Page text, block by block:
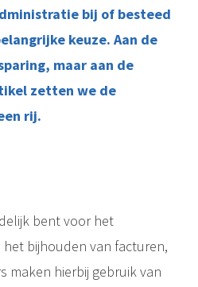
bij of besteed
keuze. Aan de
maar aan de
zetten we de
rij.
bent voor het
het bijhouden van facturen,
maken hierbij gebruik van